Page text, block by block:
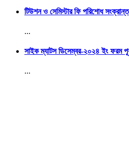
টিউশন ও সেমিস্টার ফি পরিশোধ
...
সাইক ম্যাটস ডিসেম্বর-২০২৪ ইং ফরম
...